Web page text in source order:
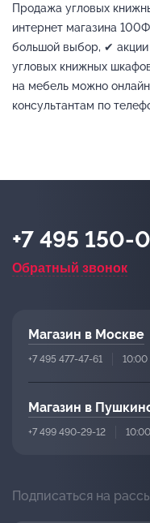
Продажа угловых
интернет магазина
большой выбор, ✔ акции
угловых книжных
на мебель можно
консультантам по
+7 495 150-
Обратный звонок
Магазин в Москве
+7 495 477-47-61
Магазин в
+7 499 490-29-12
Подписаться на